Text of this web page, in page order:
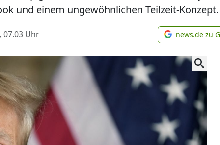
und einem ungewöhnlichen Teilzeit-Konzept.
07.03 Uhr news.de zu